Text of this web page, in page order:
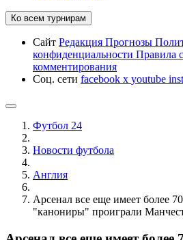
Ко всем турнирам
Сайт Редакция Прогнозы
конфиденциальности Правила
комментирования
Соц. сети facebook x youtube
Футбол 24
Новости футбола
Англия
Арсенал все еще имеет более
"канониры" проиграли